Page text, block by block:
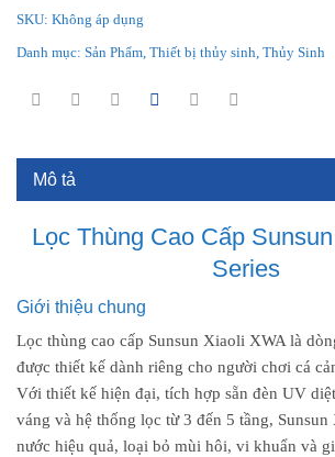
SKU: Không áp dụng
Danh mục: Sản Phẩm, Thiết bị thủy sinh, Thủy Sinh
Mô tả
Lọc Thùng Cao Cấp
Series
Giới thiệu chung
Lọc thùng cao cấp Sunsun Xiaoli XWA là
được thiết kế dành riêng cho người chơi cá
Với thiết kế hiện đại, tích hợp sẵn đèn UV
váng và hệ thống lọc từ 3 đến 5 tầng,
nước hiệu quả, loại bỏ mùi hôi, vi khuẩn và